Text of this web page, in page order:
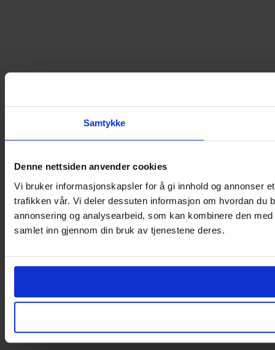
Samtykke
Denne nettsiden anvender cookies
Vi bruker informasjonskapsler for å gi innhold og annonser
trafikken vår. Vi deler dessuten informasjon om hvordan du
annonsering og analysearbeid, som kan kombinere den
samlet inn gjennom din bruk av tjenestene deres.